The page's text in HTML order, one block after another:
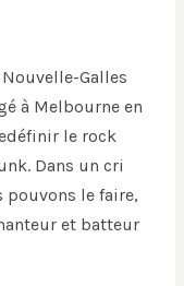
Galles
à Melbourne en
le rock
Dans un cri
pouvons le faire,
et batteur